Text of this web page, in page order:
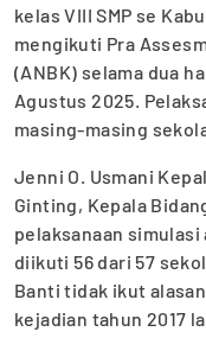
kelas VIII SMP se
mengikuti Pra
(ANBK) selama dua
Agustus 2025.
masing-masing
Jenni O. Usmani
Ginting, Kepala
pelaksanaan
diikuti 56 dari 57
Banti tidak ikut
kejadian tahun 2017